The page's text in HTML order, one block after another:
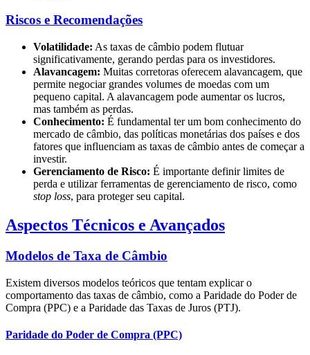
Riscos e Recomendações
Volatilidade: As taxas de câmbio podem flutuar
significativamente, gerando perdas para os investidores.
Alavancagem: Muitas corretoras oferecem alavancagem, que
permite negociar grandes volumes de moedas com um
pequeno capital. A alavancagem pode aumentar os lucros,
mas também as perdas.
Conhecimento: É fundamental ter um bom conhecimento do
mercado de câmbio, das políticas monetárias dos países e dos
fatores que influenciam as taxas de câmbio antes de começar a
investir.
Gerenciamento de Risco: É importante definir limites de
perda e utilizar ferramentas de gerenciamento de risco, como
stop loss, para proteger seu capital.
Aspectos Técnicos e Avançados
Modelos de Taxa de Câmbio
Existem diversos modelos teóricos que tentam explicar o
comportamento das taxas de câmbio, como a Paridade do Poder de
Compra (PPC) e a Paridade das Taxas de Juros (PTJ).
Paridade do Poder de Compra (PPC)